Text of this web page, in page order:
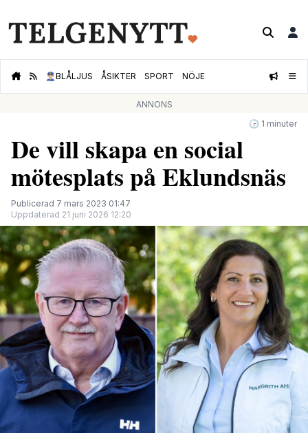
👮🏻‍♂️BLÅLJUS ÅSIKTER SPORT NÖJE
ANNONS
🕝 1 minuter
De vill skapa en social
mötesplats på Eklundsnäs
Publicerad 7 mars 2023 01:47
Uppdaterad 21 juni 2026 12:20